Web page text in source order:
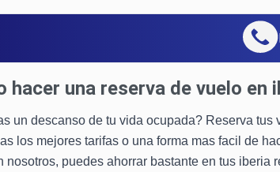
hacer una reserva de vuelo en
un descanso de tu vida ocupada? Reserva
los mejores tarifas o una forma mas facil de
nosotros, puedes ahorrar bastante en tus iberia